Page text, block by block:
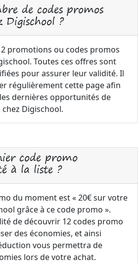
de codes promos
Digischool ?
promotions ou codes promos
Toutes ces offres sont
pour assurer leur validité. Il
régulièrement cette page afin
dernières opportunités de
Digischool.
code promo
à la liste ?
du moment est « 20€ sur votre
grâce à ce code promo ».
de découvrir 12 codes promo
des économies, et ainsi
vous permettra de
lors de votre achat.